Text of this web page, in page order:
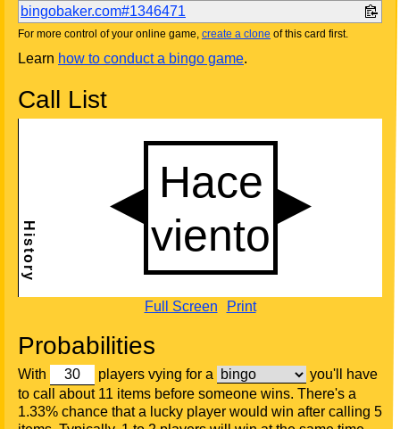
bingobaker.com#1346471
For more control of your online game, create a clone of this card first.
Learn how to conduct a bingo game.
Call List
Full Screen Print
Probabilities
With players vying for a
you'll have
to call about 11 items before someone wins. There's a
1.33% chance that a lucky player would win after calling 5